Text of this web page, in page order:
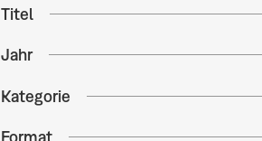
Titel
Jahr
Kategorie
Format